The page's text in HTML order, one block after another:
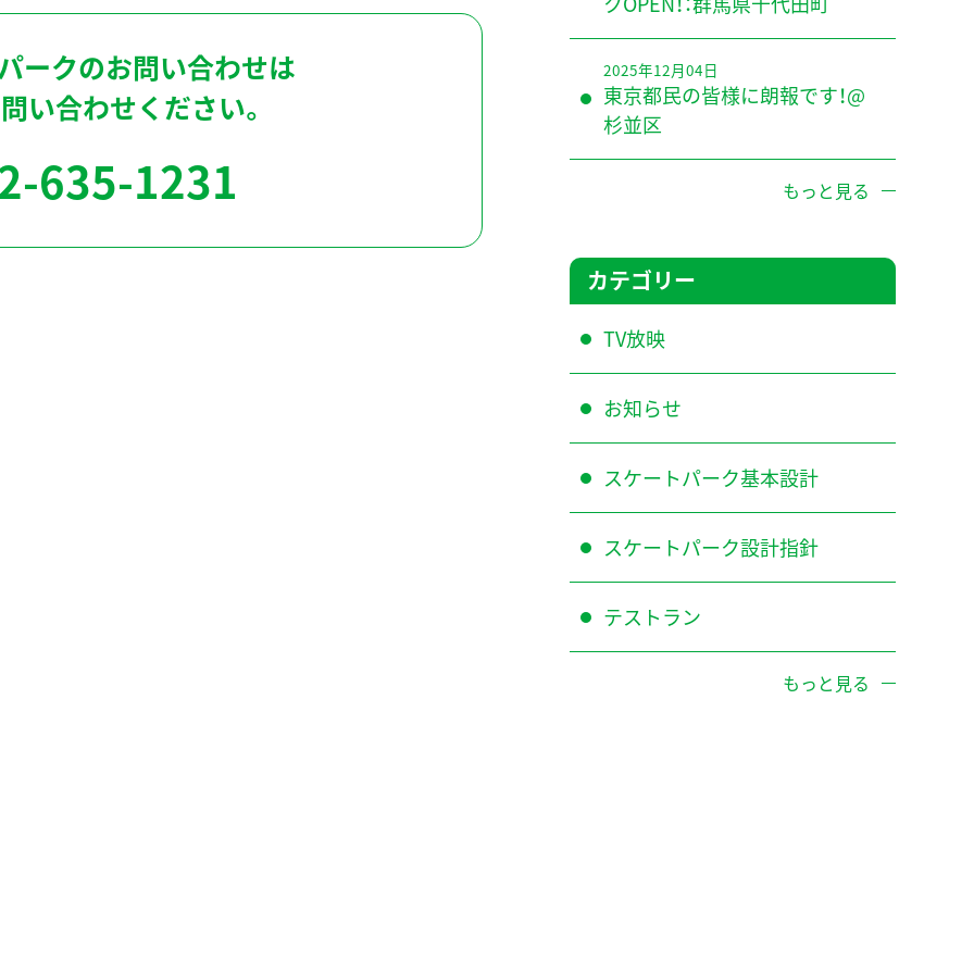
ークのお問い合わせは
い合わせください。
635-1231
2025年12月04日
東京都民の皆様に朗報です！@
杉並区
もっと見る
カテゴリー
TV放映
お知らせ
スケートパーク基本設計
スケートパーク設計指針
テストラン
もっと見る